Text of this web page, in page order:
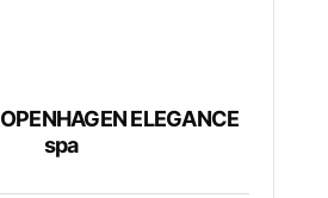
ELEGANCE
spa